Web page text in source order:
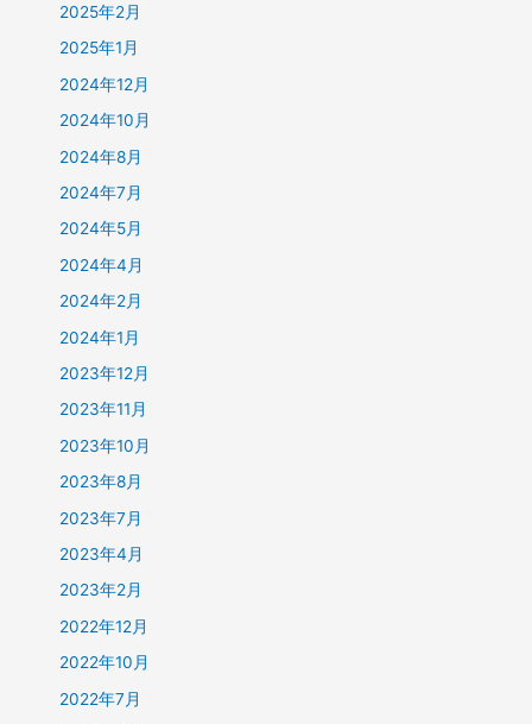
2025年2月
2025年1月
2024年12月
2024年10月
2024年8月
2024年7月
2024年5月
2024年4月
2024年2月
2024年1月
2023年12月
2023年11月
2023年10月
2023年8月
2023年7月
2023年4月
2023年2月
2022年12月
2022年10月
2022年7月